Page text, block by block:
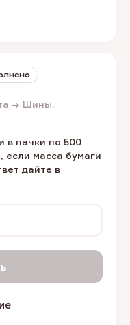
→ Шины,
в пачки по 500
если масса бумаги
дайте в